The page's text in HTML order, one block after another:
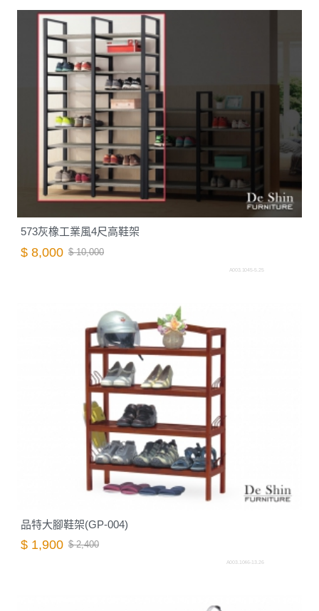
573灰橡工業風4尺高鞋架
$ 8,000 $ 10,000
A003.1045-5.25
品特大腳鞋架(GP-004)
$ 1,900 $ 2,400
A003.1046-13.26